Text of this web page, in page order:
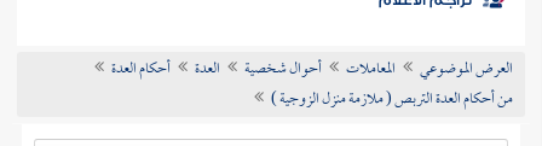
موضوعي
تراجم الأعلام
العرض الموضوعي المعاملات أحوال شخصية العدة
أحكام العدة
من أحكام العدة التربص ( ملازمة منزل الزوجية )